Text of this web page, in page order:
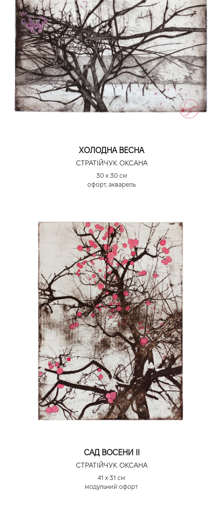
ХОЛОДНА ВЕСНА
СТРАТІЙЧУК ОКСАНА
30 х 30 см
офорт, акварель
САД ВОСЕНИ ІІ
СТРАТІЙЧУК ОКСАНА
41 х 31 см
модульний офорт